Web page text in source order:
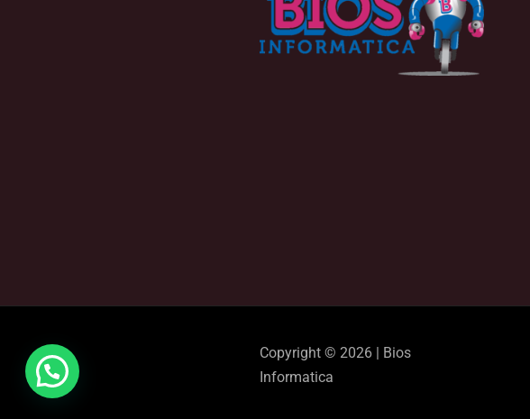
Copyright © 2026 | Bios
Informatica